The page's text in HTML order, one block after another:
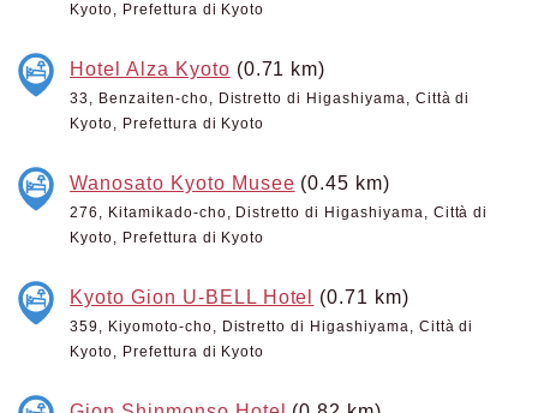
Kyoto, Prefettura di Kyoto
Hotel Alza Kyoto (0.71 km)
33, Benzaiten-cho, Distretto di Higashiyama, Città di
Kyoto, Prefettura di Kyoto
Wanosato Kyoto Musee (0.45 km)
276, Kitamikado-cho, Distretto di Higashiyama, Città di
Kyoto, Prefettura di Kyoto
Kyoto Gion U-BELL Hotel (0.71 km)
359, Kiyomoto-cho, Distretto di Higashiyama, Città di
Kyoto, Prefettura di Kyoto